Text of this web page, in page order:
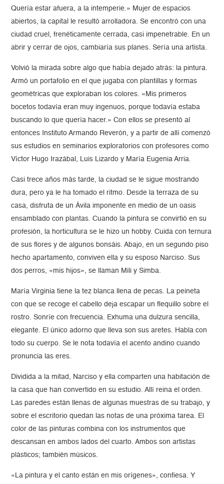
Quería estar afuera, a la intemperie.» Mujer de espacios
abiertos, la capital le resultó arrolladora. Se encontró con una
ciudad cruel, frenéticamente cerrada, casi impenetrable. En un
abrir y cerrar de ojos, cambiaría sus planes. Sería una artista.
Volvió la mirada sobre algo que había dejado atrás: la pintura.
Armó un portafolio en el que jugaba con plantillas y formas
geométricas que exploraban los colores. «Mis primeros
bocetos todavía eran muy ingenuos, porque todavía estaba
buscando lo que quería hacer.» Con ellos se presentó al
entonces Instituto Armando Reverón, y a partir de allí comenzó
sus estudios en seminarios exploratorios con profesores como
Víctor Hugo Irazábal, Luis Lizardo y María Eugenia Arria.
Casi trece años más tarde, la ciudad se le sigue mostrando
dura, pero ya le ha tomado el ritmo. Desde la terraza de su
casa, disfruta de un Ávila imponente en medio de un oasis
ensamblado con plantas. Cuando la pintura se convirtió en su
profesión, la horticultura se le hizo un hobby. Cuida con ternura
de sus flores y de algunos bonsáis. Abajo, en un segundo piso
hecho apartamento, conviven ella y su esposo Narciso. Sus
dos perros, «mis hijos», se llaman Mili y Simba.
María Virginia tiene la tez blanca llena de pecas. La peineta
con que se recoge el cabello deja escapar un flequillo sobre el
rostro. Sonríe con frecuencia. Exhuma una dulzura sencilla,
elegante. El único adorno que lleva son sus aretes. Habla con
todo su cuerpo. Se le nota todavía el acento andino cuando
pronuncia las eres.
Dividida a la mitad, Narciso y ella comparten una habitación de
la casa que han convertido en su estudio. Allí reina el orden.
Las paredes están llenas de algunas muestras de su trabajo, y
sobre el escritorio quedan las notas de una próxima tarea. El
color de las pinturas combina con los instrumentos que
descansan en ambos lados del cuarto. Ambos son artistas
plásticos; también músicos.
«La pintura y el canto están en mis orígenes», confiesa. Y